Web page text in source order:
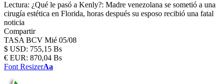
Lectura: ¿Qué le pasó a Kenly?: Madre venezolana se sometió a una
cirugía estética en Florida, horas después su esposo recibió una fatal
noticia
Compartir
TASA BCV Mié 05/08
$ USD: 755,15 Bs
€ EUR: 870,04 Bs
Font ResizerAa